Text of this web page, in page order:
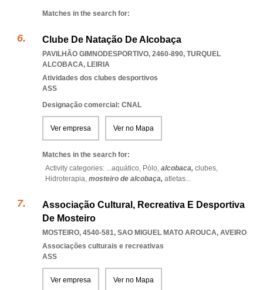
Matches in the search for:
Clube De Natação De Alcobaça
PAVILHÃO GIMNODESPORTIVO, 2460-890, TURQUEL
ALCOBACA, LEIRIA
Atividades dos clubes desportivos
ASS
Designação comercial: CNAL
Ver empresa Ver no Mapa
Matches in the search for:
Activity categories: ...aquático, Pólo, alcobaca, clubes,
Hidroterapia, mosteiro de alcobaça, atletas...
Associação Cultural, Recreativa E Desportiva
De Mosteiro
MOSTEIRO, 4540-581, SAO MIGUEL MATO AROUCA, AVEIRO
Associações culturais e recreativas
ASS
Ver empresa Ver no Mapa